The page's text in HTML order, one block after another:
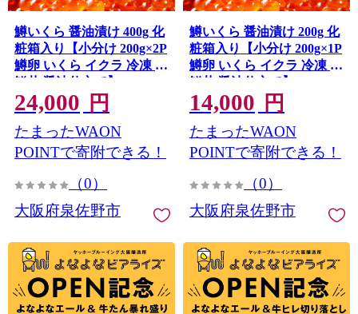
鱒いくら 醤油漬け 400g 化
粧箱入り【小分け 200g×2P
鱒卵 いくら イクラ 冷凍 海
鮮丼 醤油仕立て】 G4648
24,000 円
たまったWAON
POINTで寄附できる！
（0）
大阪府泉佐野市
鱒いくら 醤油漬け 200g 化
粧箱入り【小分け 200g×1P
鱒卵 いくら イクラ 冷凍 海
鮮丼 醤油仕立て】 G4647
14,000 円
たまったWAON
POINTで寄附できる！
（0）
大阪府泉佐野市